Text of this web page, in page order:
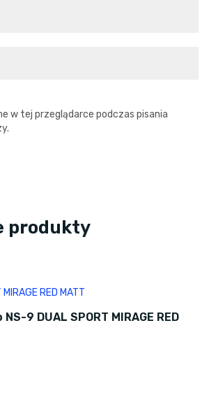
w tej przeglądarce podczas pisania
produkty
9 DUAL SPORT MIRAGE RED